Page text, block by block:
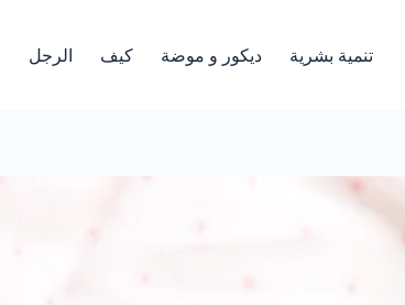
تنمية بشرية ديكور و موضة كيف الرجل